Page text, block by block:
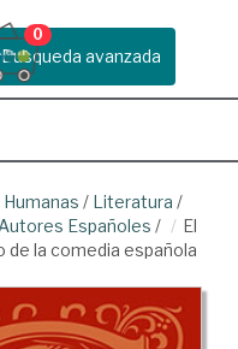
Busqueda avanzada
0
/ Literatura /
Españoles /
El
la comedia española